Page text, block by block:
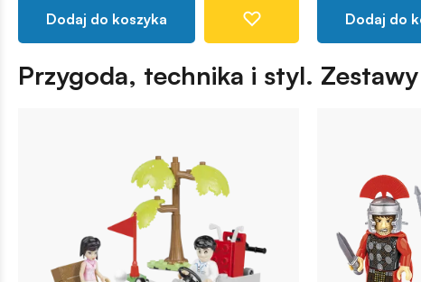
Dodaj do koszyka Dodaj do
Przygoda, technika i styl.